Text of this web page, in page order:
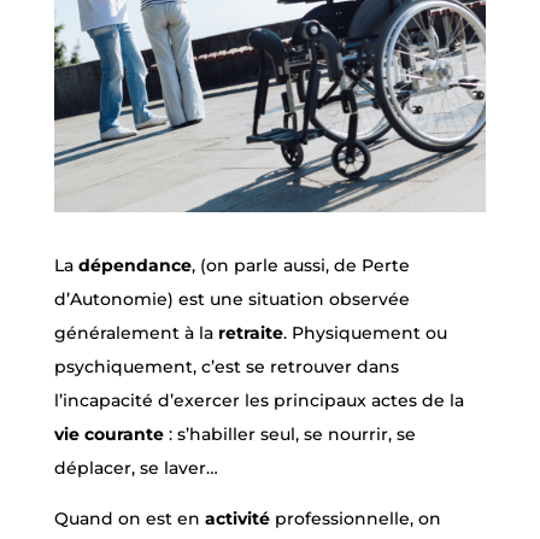
La dépendance, (on parle aussi, de Perte
d’Autonomie) est une situation observée
généralement à la retraite. Physiquement ou
psychiquement, c’est se retrouver dans
l’incapacité d’exercer les principaux actes de la
vie courante: s’habiller seul, se nourrir, se
déplacer, se laver…
Quand on est en activitéprofessionnelle, on